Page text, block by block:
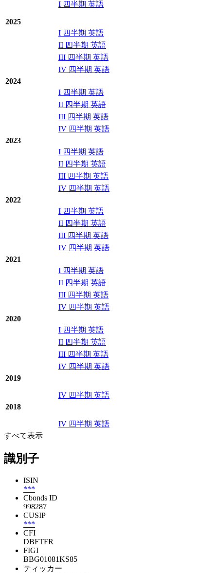
I 四半期 英語
2025
I 四半期 英語
II 四半期 英語
III 四半期 英語
IV 四半期 英語
2024
I 四半期 英語
II 四半期 英語
III 四半期 英語
IV 四半期 英語
2023
I 四半期 英語
II 四半期 英語
III 四半期 英語
IV 四半期 英語
2022
I 四半期 英語
II 四半期 英語
III 四半期 英語
IV 四半期 英語
2021
I 四半期 英語
II 四半期 英語
III 四半期 英語
IV 四半期 英語
2020
I 四半期 英語
II 四半期 英語
III 四半期 英語
IV 四半期 英語
2019
IV 四半期 英語
2018
IV 四半期 英語
すべて表示
識別子
ISIN
***
Cbonds ID
998287
CUSIP
***
CFI
DBFTFR
FIGI
BBG01081KS85
ティッカー